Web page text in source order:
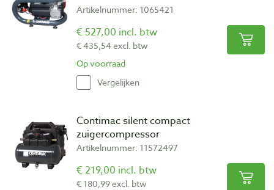
Artikelnummer: 1065421
€ 527,00 incl. btw
€ 435,54 excl. btw
Op voorraad
Vergelijken
Contimac silent compact
zuigercompressor
Artikelnummer: 11572497
€ 219,00 incl. btw
€ 180,99 excl. btw